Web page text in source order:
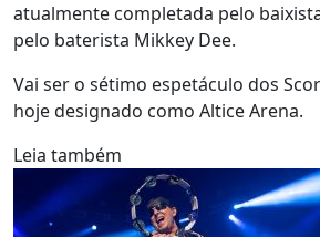
atualmente completada pelo
pelo baterista Mikkey Dee.
Vai ser o sétimo espetáculo dos
hoje designado como Altice Arena.
Leia também